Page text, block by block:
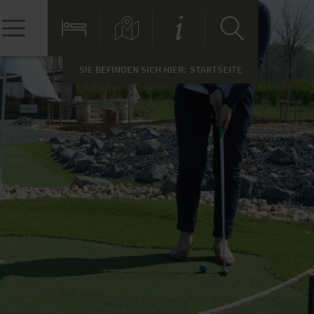
SIE BEFINDEN SICH HIER: STARTSEITE